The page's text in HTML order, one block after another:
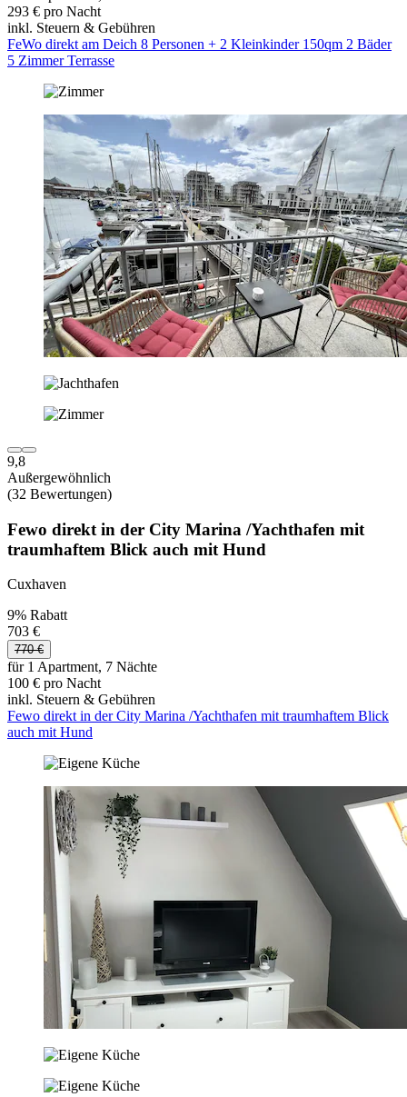
293 € pro Nacht
inkl. Steuern & Gebühren
FeWo direkt am Deich 8 Personen + 2 Kleinkinder 150qm 2 Bäder
5 Zimmer Terrasse
9,8
Außergewöhnlich
(32 Bewertungen)
Fewo direkt in der City Marina /Yachthafen mit
traumhaftem Blick auch mit Hund
Cuxhaven
9% Rabatt
703 €
770 €
für 1 Apartment, 7 Nächte
100 € pro Nacht
inkl. Steuern & Gebühren
Fewo direkt in der City Marina /Yachthafen mit traumhaftem Blick
auch mit Hund